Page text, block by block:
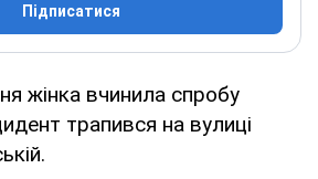
Підписатися
жінка вчинила спробу
трапився на вулиці